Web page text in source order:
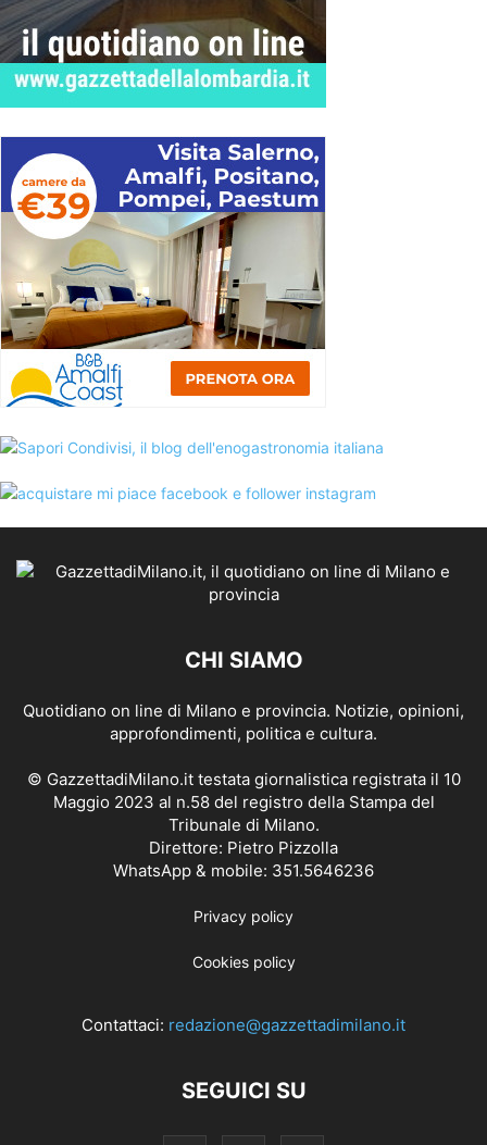
CHI SIAMO
Quotidiano on line di Milano e provincia. Notizie, opinioni,
approfondimenti, politica e cultura.
© GazzettadiMilano.it testata giornalistica registrata il 10
Maggio 2023 al n.58 del registro della Stampa del
Tribunale di Milano.
Direttore: Pietro Pizzolla
WhatsApp & mobile: 351.5646236
Privacy policy
Cookies policy
Contattaci: redazione@gazzettadimilano.it
SEGUICI SU